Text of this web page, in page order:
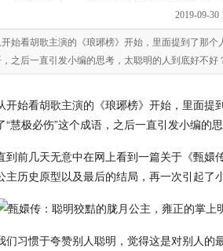
2019-09-30
开始看胡歌主演的《琅琊榜》开始，里面提到了那
之后一直引发小编的思考，太聪明的人到底好不
开始看胡歌主演的《琅琊榜》开始，里面
“慧极必伤”这个成语，之后一直引发小编的
到前几天无意中在网上看到一篇关于《甄嬛
主历史原型以及最后的结局，再一次引起了
们习惯于夸赞别人聪明，觉得这是对别人的